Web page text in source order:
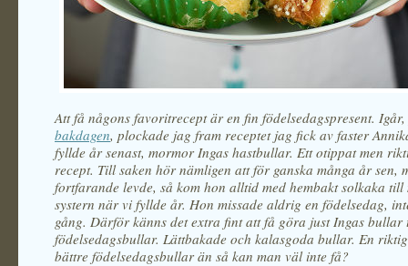
Att få någons favoritrecept är en fin födelsedagspresent.
bakdagen, plockade jag fram receptet jag fick av faster
fyllde år senast, mormor Ingas hastbullar. Ett otippat men
recept. Till saken hör nämligen att för ganska många år sen,
fortfarande levde, så kom hon alltid med hembakt solkaka till
systern när vi fyllde år. Hon missade aldrig en födelsedag,
gång. Därför känns det extra fint att få göra just Ingas
födelsedagsbullar. Lättbakade och kalasgoda bullar. En
bättre födelsedagsbullar än så kan man väl inte få?